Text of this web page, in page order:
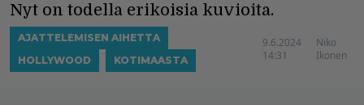
Nyt on todella erikoisia kuvioita.
AJATTELEMISEN AIHETTA
HOLLYWOOD
KOTIMAASTA
9.6.2024
14:31
Niko
Ikonen